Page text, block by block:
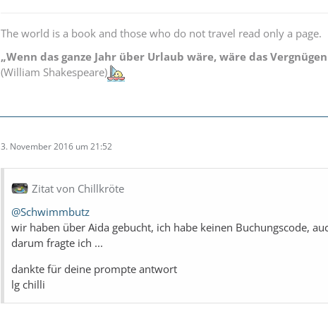
The world is a book and those who do not travel read only a page.
„Wenn das ganze Jahr über Urlaub wäre, wäre das
(William Shakespeare)
3. November 2016 um 21:52
Zitat von Chillkröte
@Schwimmbutz
wir haben über Aida gebucht, ich habe keinen Buchungscode,
darum fragte ich ...
dankte für deine prompte antwort
lg chilli